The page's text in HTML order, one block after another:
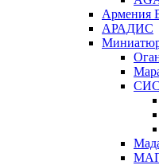
Армения
АРАДИС